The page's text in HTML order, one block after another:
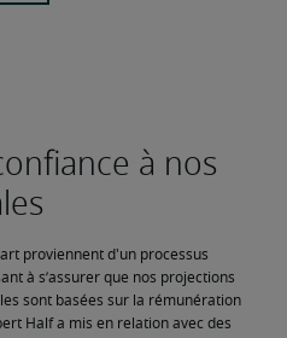
proviennent d'un processus
à s’assurer que nos projections
sont basées sur la rémunération
Half a mis en relation avec des